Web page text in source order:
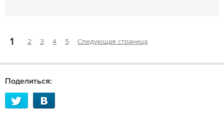
1 2 3 4 5 Следующая страница
Поделиться: